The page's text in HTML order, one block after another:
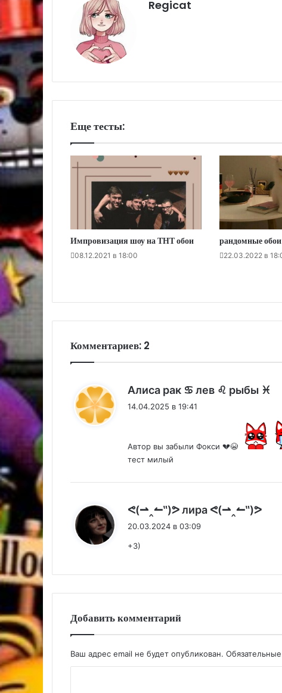
Regicat
Еще тесты:
Импровизация шоу на ТНТ обои
08.12.2021 в 18:00
рандомные
22.03.2022 в
Комментариев: 2
Алиса рак ♋️ лев ♌️ рыбы ♓️
14.04.2025 в 19:41
Автор вы забыли Фокси 💔😭
тест милый
ᕙ(⇀‸↼‶)ᕗ лира ᕙ(⇀‸↼‶)ᕗ
20.03.2024 в 03:09
+3)
Добавить комментарий
Ваш адрес email не будет опубликован.